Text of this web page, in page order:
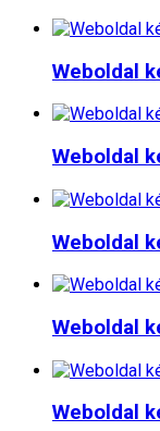
Weboldal
Weboldal
Weboldal
Weboldal
Weboldal